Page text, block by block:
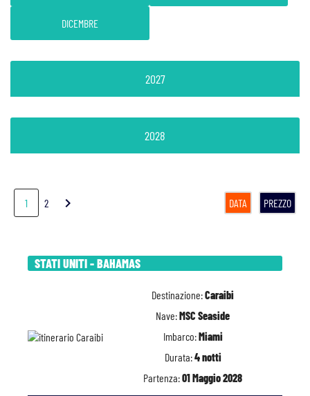
1 2 chevron_right DATA PREZZO
STATI UNITI - BAHAMAS
Destinazione:Caraibi
Nave:MSC Seaside
Imbarco:Miami
Durata:4 notti
Partenza:01 Maggio 2028
DICEMBRE
2027
2028